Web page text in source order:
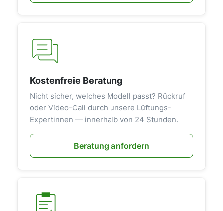
Kostenfreie Beratung
Nicht sicher, welches Modell passt? Rückruf
oder Video-Call durch unsere Lüftungs-
Expertinnen — innerhalb von 24 Stunden.
Beratung anfordern